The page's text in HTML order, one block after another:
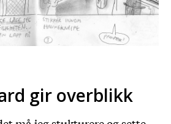
gir overblikk